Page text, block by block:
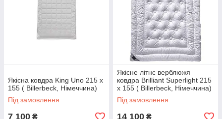
Якісна ковдра King Uno 215 х
155 ( Billerbeck, Німеччина)
Під замовлення
7 100 ₴
Якісне літнє верблюжя
ковдра Brilliant Superlight 215
х 155 ( Billerbeck, Німеччина)
Під замовлення
14 100 ₴